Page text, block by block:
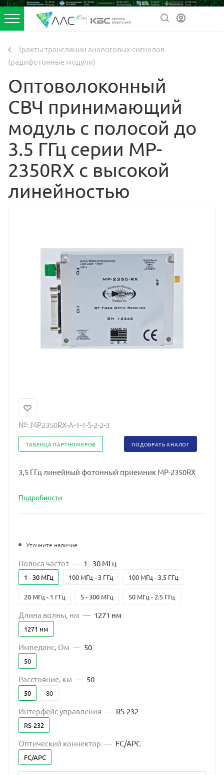
Тракты трансляции аналоговых сигналов
(радифотонные модули)
Оптоволоконный
СВЧ принимающий
модуль с полосой до
3.5 ГГц серии MP-
2350RX с высокой
линейностью
№: MP2350RX-A-1-1-S-2-2-3
ТАБЛИЦА ПАРТНОМЕРОВ ПОДОБРАТЬ АНАЛОГ
3,5 ГГц линейный фотонный приемник MP-2350RX
Подробности
Уточните наличие
Полоса частот — 1 - 30 МГц
1 - 30 МГц 100 МГц - 3 ГГц 100 МГц - 3.5 ГГц
20 МГц - 1 ГГц 5 - 300 МГц 50 МГц - 2.5 ГГц
Длина волны, нм — 1271 нм
1271 нм
Импеданс, Ом — 50
50
Расстояние, км — 50
50 80
Интерфейс управления — RS-232
RS-232
Оптический коннектор — FC/APC
FC/APC